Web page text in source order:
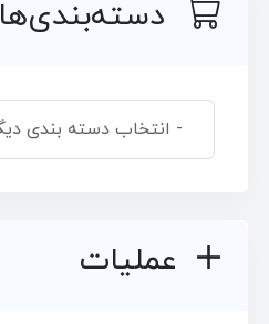
دسته‌بندی‌ها
عملیات